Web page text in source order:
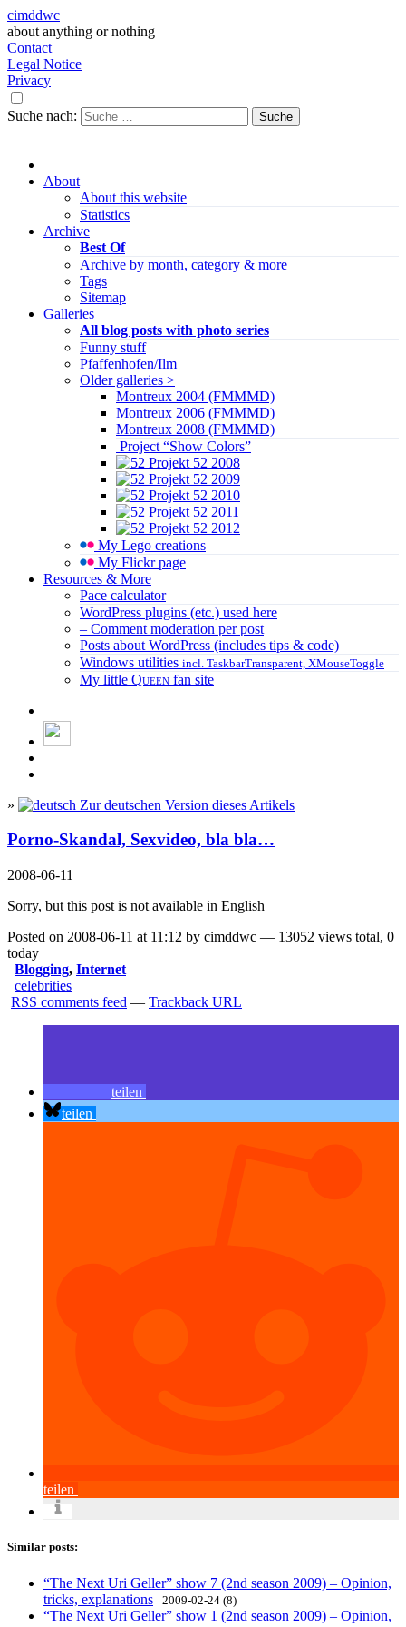
cimddwc
about anything or nothing
Contact
Legal Notice
Privacy
Suche nach:
About
About this website
Statistics
Archive
Best Of
Archive by month, category & more
Tags
Sitemap
Galleries
All blog posts with photo series
Funny stuff
Pfaffenhofen/Ilm
Older galleries >
Montreux 2004 (FMMMD)
Montreux 2006 (FMMMD)
Montreux 2008 (FMMMD)
Project “Show Colors”
Projekt 52 2008
Projekt 52 2009
Projekt 52 2010
Projekt 52 2011
Projekt 52 2012
My Lego creations
My Flickr page
Resources & More
Pace calculator
WordPress plugins (etc.) used here
– Comment moderation per post
Posts about WordPress (includes tips & code)
Windows utilities incl. TaskbarTransparent, XMouseToggle
My little Queen fan site
» Zur deutschen Version dieses Artikels
Porno-Skandal, Sexvideo, bla bla…
2008-06-11
Sorry, but this post is not available in English
Posted on 2008-06-11 at 11:12 by cimddwc — 13052 views total, 0
today
Blogging, Internet
celebrities
RSS comments feed — Trackback URL
teilen
teilen
teilen
Similar posts:
“The Next Uri Geller” show 7 (2nd season 2009) – Opinion,
tricks, explanations
2009-02-24 (8)
“The Next Uri Geller” show 1 (2nd season 2009) – Opinion,